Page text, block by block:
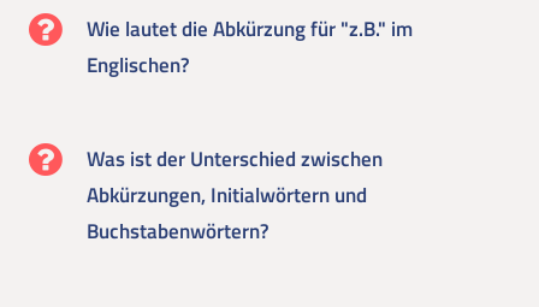
Wie lautet die Abkürzung für "z.B." im
Englischen?
Was ist der Unterschied zwischen
Abkürzungen, Initialwörtern und
Buchstabenwörtern?